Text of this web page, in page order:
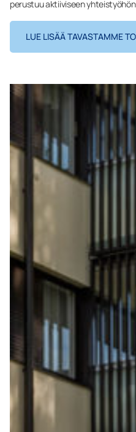
perustuu aktiiviseen
LUE LISÄÄ TAVASTAMME